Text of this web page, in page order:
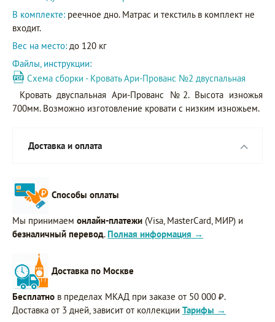
В комплекте: реечное дно. Матрас и текстиль в комплект не
входит.
Вес на место: до 120 кг
Файлы, инструкции:
Схема сборки - Кровать Ари-Прованс №2 двуспальная
Кровать двуспальная Ари-Прованс №2. Высота изножья
700мм. Возможно изготовление кровати с низким изножьем.
Доставка и оплата
Способы оплаты
Мы принимаем онлайн-платежи (Visa, MasterCard, МИР) и
безналичный перевод. Полная информация →
Доставка по Москве
Бесплатно в пределах МКАД при заказе от 50 000 ₽.
Доставка от 3 дней, зависит от коллекции Тарифы →